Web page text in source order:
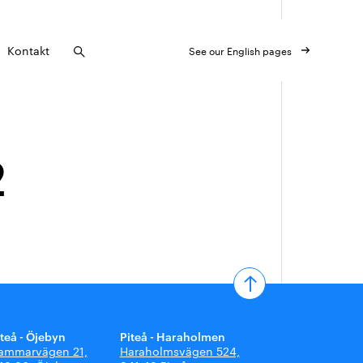
Kontakt See our English pages
- Öjebyn
21,
Piteå - Haraholmen
Haraholmsvägen 524,